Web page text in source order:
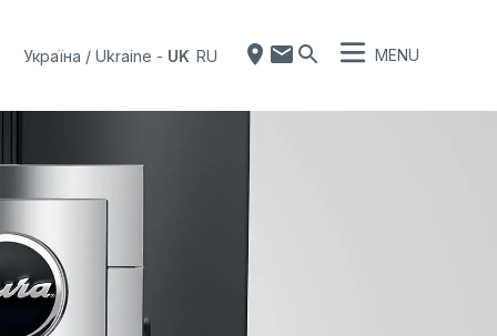
Україна / Ukraine - UK RU MENU